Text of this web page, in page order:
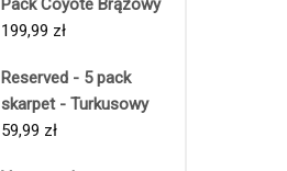
Pack Coyote Brązowy
199,99 zł
Reserved - 5 pack
skarpet - Turkusowy
59,99 zł